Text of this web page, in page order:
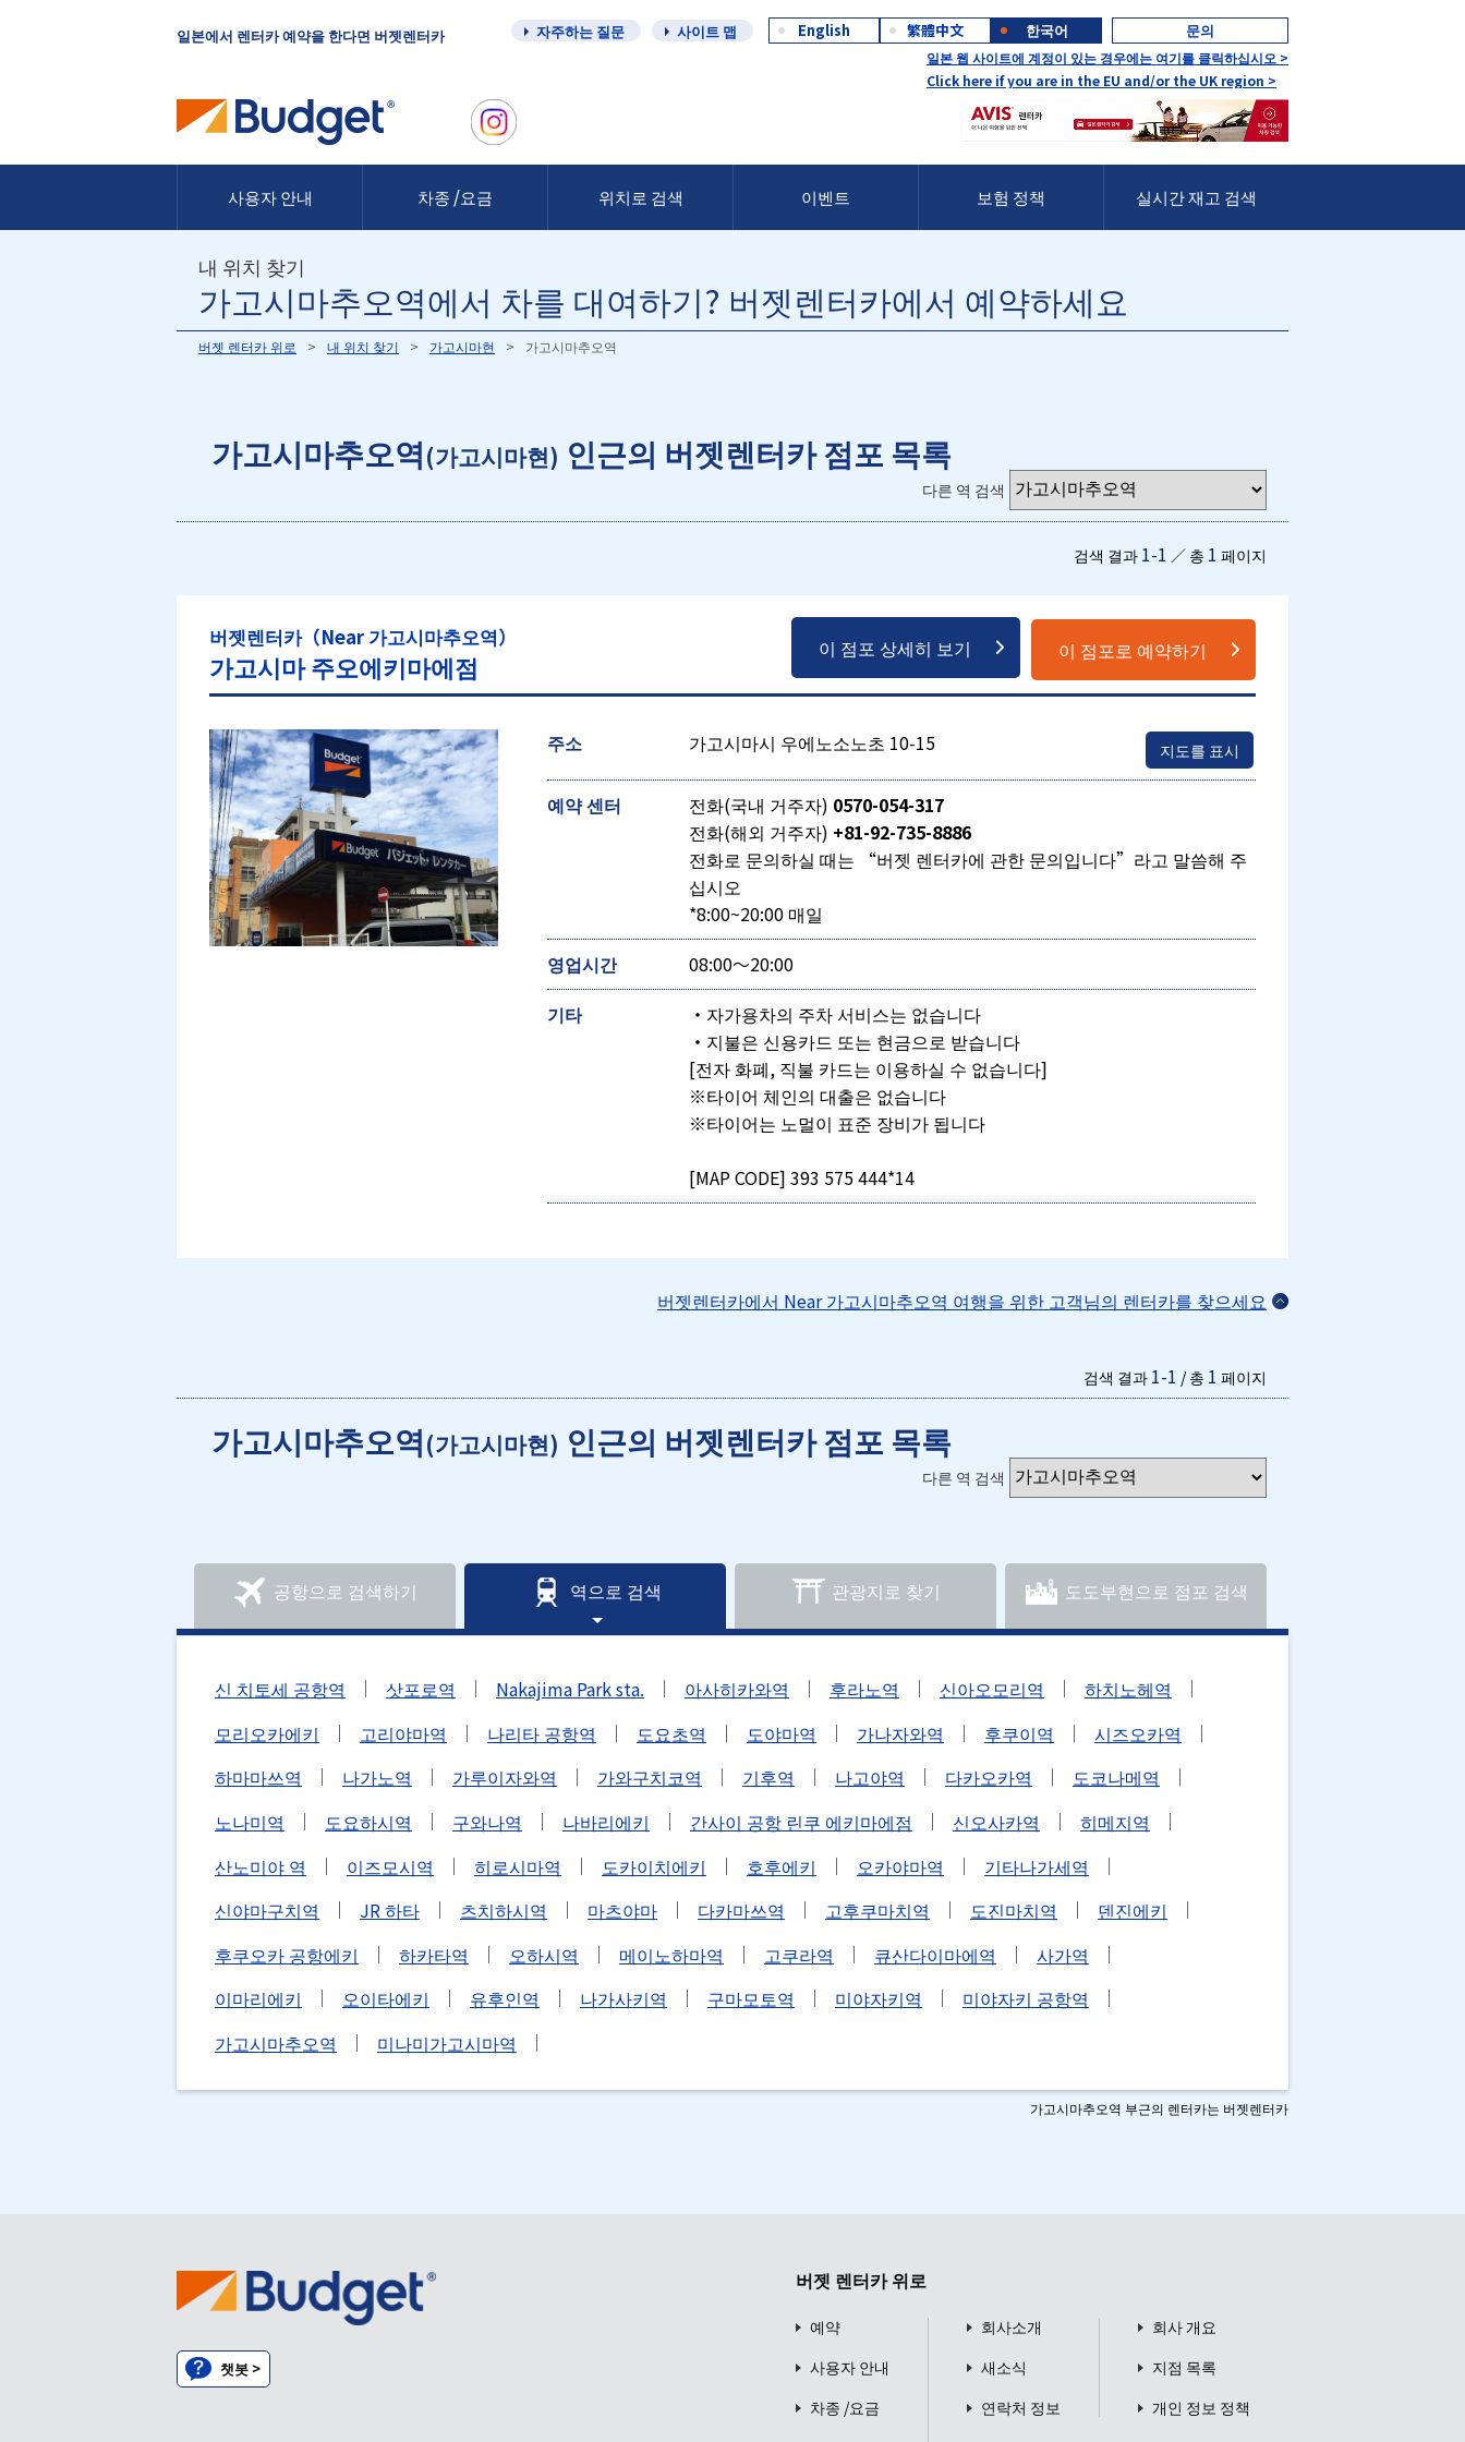
일본에서 렌터카 예약을 한다면 버젯렌터카 문의
English 繁體中文 한국어
자주하는 질문 사이트 맵
일본 웹 사이트에 계정이 있는 경우에는 여기를 클릭하십시오 >
Click here if you are in the EU and/or the UK region >
사용자 안내 차종 /요금 위치로 검색 이벤트 보험 정책 실시간 재고 검색
내 위치 찾기
가고시마추오역에서 차를 대여하기? 버젯렌터카에서 예약하세요
버젯 렌터카 위로 내 위치 찾기 가고시마현 가고시마추오역
가고시마추오역(가고시마현) 인근의 버젯렌터카 점포 목록
다른 역 검색
검색 결과 1-1 ／ 총 1 페이지
버젯렌터카（Near 가고시마추오역）
가고시마 주오에키마에점
이 점포 상세히 보기 이 점포로 예약하기
주소 가고시마시 우에노소노초 10-15 지도를 표시
예약 센터 전화(국내 거주자) 0570-054-317
전화(해외 거주자) +81-92-735-8886
전화로 문의하실 때는 “버젯 렌터카에 관한 문의입니다”라고 말씀해 주
십시오
*8:00~20:00 매일
영업시간
08:00～20:00
기타
・자가용차의 주차 서비스는 없습니다
・지불은 신용카드 또는 현금으로 받습니다
[전자 화폐, 직불 카드는 이용하실 수 없습니다]
※타이어 체인의 대출은 없습니다
※타이어는 노멀이 표준 장비가 됩니다
[MAP CODE] 393 575 444*14
버젯렌터카에서 Near 가고시마추오역 여행을 위한 고객님의 렌터카를 찾으세요
검색 결과 1-1 / 총 1 페이지
가고시마추오역(가고시마현) 인근의 버젯렌터카 점포 목록
다른 역 검색
공항으로 검색하기 역으로 검색 관광지로 찾기 도도부현으로 점포 검색
신 치토세 공항역 삿포로역 Nakajima Park sta. 아사히카와역 후라노역 신아오모리역
하치노헤역
모리오카에키
고리야마역 나리타 공항역 도요초역 도야마역 가나자와역 후쿠이역
시즈오카역
하마마쓰역
나가노역 가루이자와역 가와구치코역 기후역 나고야역 다카오카역
도코나메역
노나미역
도요하시역 구와나역 나바리에키 간사이 공항 린쿠 에키마에점 신오사카역
히메지역
산노미야 역
이즈모시역 히로시마역 도카이치에키 호후에키 오카야마역
기타나가세역
신야마구치역
JR 하타 츠치하시역 마츠야마 다카마쓰역 고후쿠마치역 도진마치역
덴진에키
후쿠오카 공항에키
하카타역 오하시역 메이노하마역 고쿠라역 큐산다이마에역
사가역
이마리에키
오이타에키 유후인역 나가사키역 구마모토역 미야자키역
미야자키 공항역
가고시마추오역
미나미가고시마역
가고시마추오역 부근의 렌터카는 버젯렌터카
챗봇 >
버젯 렌터카 위로
예약
사용자 안내
차종 /요금
회사소개
새소식
연락처 정보
회사 개요
지점 목록
개인 정보 정책